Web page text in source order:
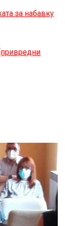
за набавку